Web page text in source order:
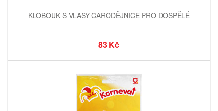
KLOBOUK S VLASY ČARODĚJNICE PRO DOSPĚLÉ
83 Kč